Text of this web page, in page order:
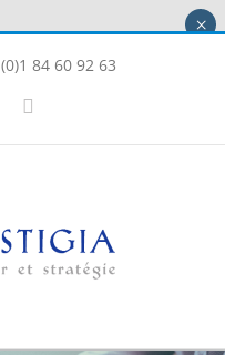
84 60 92 63
Instagram
×